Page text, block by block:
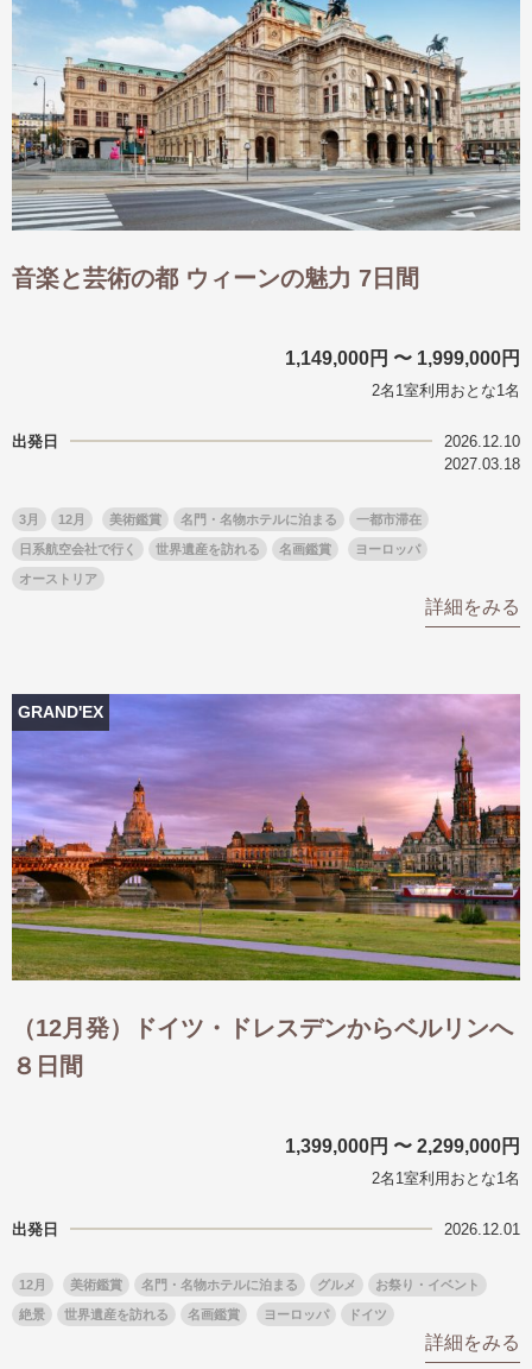
音楽と芸術の都 ウィーンの魅力 7日間
1,149,000円 〜 1,999,000円
2名1室利用おとな1名
出発日
2026.12.10
2027.03.18
3月 12月 美術鑑賞 名門・名物ホテルに泊まる 一都市滞在
日系航空会社で行く 世界遺産を訪れる 名画鑑賞 ヨーロッパ
オーストリア
詳細をみる
GRAND'EX
（12月発）ドイツ・ドレスデンからベルリンへ
８日間
1,399,000円 〜 2,299,000円
2名1室利用おとな1名
出発日 2026.12.01
12月 美術鑑賞 名門・名物ホテルに泊まる グルメ お祭り・イベント
絶景 世界遺産を訪れる 名画鑑賞 ヨーロッパ ドイツ
詳細をみる